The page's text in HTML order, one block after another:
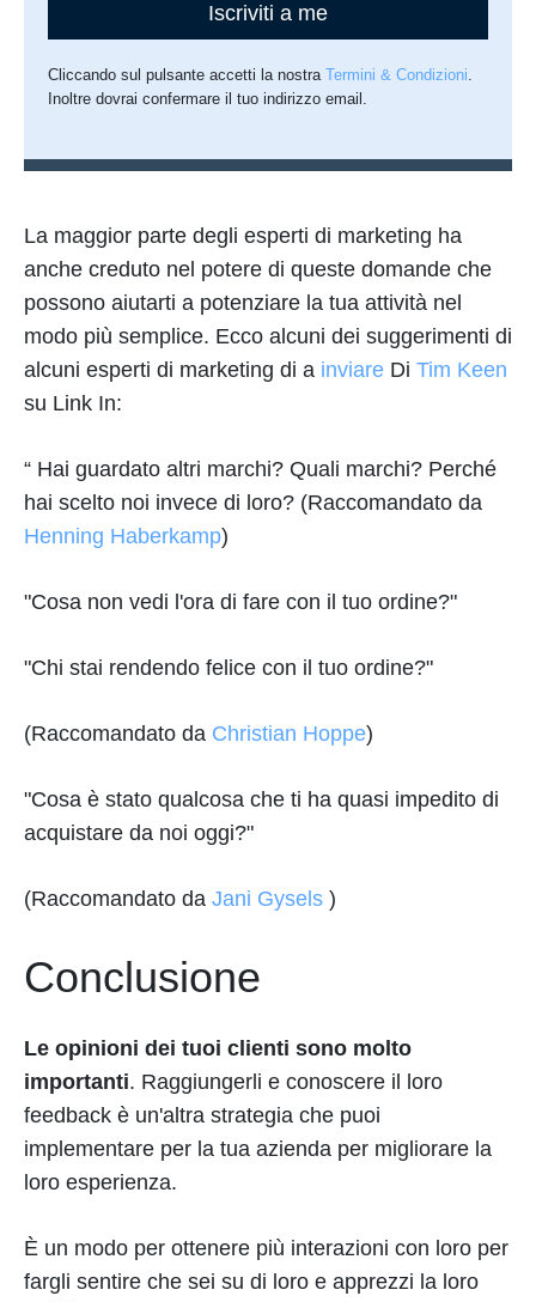
Iscriviti a me
Cliccando sul pulsante accetti la nostraTermini & Condizioni.
Inoltre dovrai confermare il tuo indirizzo email.
La maggior parte degli esperti di marketing ha
anche creduto nel potere di queste domande che
possono aiutarti a potenziare la tua attività nel
modo più semplice. Ecco alcuni dei suggerimenti di
alcuni esperti di marketing di a inviare Di Tim Keen
su Link In:
“ Hai guardato altri marchi? Quali marchi? Perché
hai scelto noi invece di loro? (Raccomandato da
Henning Haberkamp)
"Cosa non vedi l'ora di fare con il tuo ordine?"
"Chi stai rendendo felice con il tuo ordine?"
(Raccomandato da Christian Hoppe)
"Cosa è stato qualcosa che ti ha quasi impedito di
acquistare da noi oggi?"
(Raccomandato da Jani Gysels )
Conclusione
Le opinioni dei tuoi clienti sono molto
importanti. Raggiungerli e conoscere il loro
feedback è un'altra strategia che puoi
implementare per la tua azienda per migliorare la
loro esperienza.
È un modo per ottenere più interazioni con loro per
fargli sentire che sei su di loro e apprezzi la loro